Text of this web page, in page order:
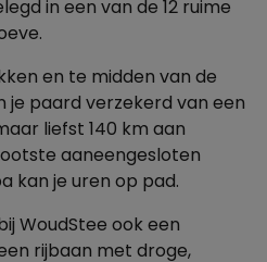
in een van de 12 ruime
en te midden van de
je paard verzekerd van een
liefst 140 km aan
aaneengesloten
kan je uren op pad.
WoudStee ook een
rijbaan met droge,